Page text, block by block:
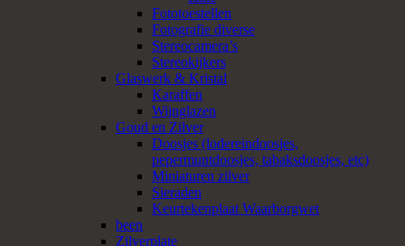
Fototoestellen
Fotografie diverse
Stereocamera’s
Stereokijkers
Glaswerk & Kristal
Karaffen
Wijnglazen
Goud en Zilver
Doosjes (lodereindoosjes,
pepermuntdoosjes, tabaksdoosjes, etc)
Miniaturen zilver
Sieraden
Keurtekenplaat Waarborgwet
been
Zilverplate